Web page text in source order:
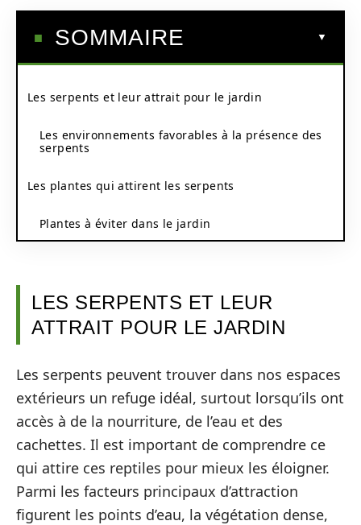
SOMMAIRE
Les serpents et leur attrait pour le jardin
Les environnements favorables à la présence des
serpents
Les plantes qui attirent les serpents
Plantes à éviter dans le jardin
LES SERPENTS ET LEUR
ATTRAIT POUR LE JARDIN
Les serpents peuvent trouver dans nos espaces
extérieurs un refuge idéal, surtout lorsqu’ils ont
accès à de la nourriture, de l’eau et des
cachettes. Il est important de comprendre ce
qui attire ces reptiles pour mieux les éloigner.
Parmi les facteurs principaux d’attraction
figurent les points d’eau, la végétation dense,